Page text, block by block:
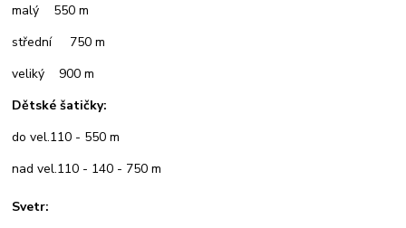
malý 550 m
střední 750 m
veliký 900 m
Dětské šatičky:
do vel.110 - 550 m
nad vel.110 - 140 - 750 m
Svetr: